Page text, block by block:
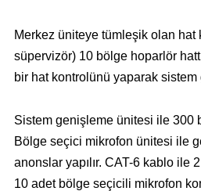
Merkez üniteye tümleşik olan hat
süpervizör) 10 bölge hoparlör
bir hat kontrolünü yaparak
Sistem genişleme ünitesi ile 300
Bölge seçici mikrofon ünitesi ile
anonslar yapılır. CAT-6 kablo ile
10 adet bölge seçicili mikrofon